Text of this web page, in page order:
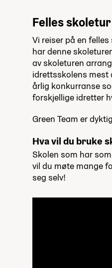
Felles
Vi reiser på en
har denne
av skoleturen
idrettsskolens mest
årlig konkurranse
forskjellige idretter
Green Team er
Hva vil du bruke
Skolen som har
vil du møte mange
seg selv!